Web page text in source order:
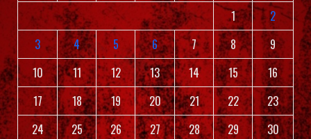
1
2
3
4 5 6 7 8
9
10
11 12 13 14 15
16
17
18 19 20 21 22
23
24
25 26 27 28 29
30